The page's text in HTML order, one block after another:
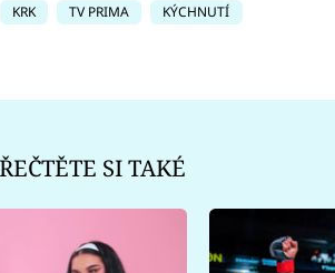
KRK TV PRIMA
KÝCHNUTÍ
SI TAKÉ